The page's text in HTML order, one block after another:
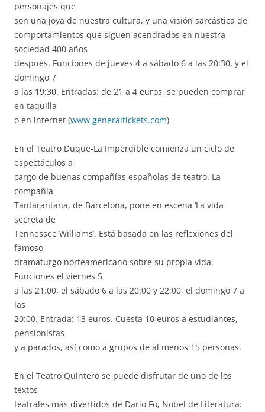
personajes que
son una joya de nuestra cultura, y una visión sarcástica de
comportamientos que siguen acendrados en nuestra
sociedad 400 años
después. Funciones de jueves 4 a sábado 6 a las 20:30, y el
domingo 7
a las 19:30. Entradas: de 21 a 4 euros, se pueden comprar
en taquilla
o en internet (www.generaltickets.com)
En el Teatro Duque-La Imperdible comienza un ciclo de
espectáculos a
cargo de buenas compañías españolas de teatro. La
compañía
Tantarantana, de Barcelona, pone en escena ‘La vida
secreta de
Tennessee Williams’. Está basada en las reflexiones del
famoso
dramaturgo norteamericano sobre su propia vida.
Funciones el viernes 5
a las 21:00, el sábado 6 a las 20:00 y 22:00, el domingo 7 a
las
20:00. Entrada: 13 euros. Cuesta 10 euros a estudiantes,
pensionistas
y a parados, así como a grupos de al menos 15 personas.
En el Teatro Quintero se puede disfrutar de uno de los
textos
teatrales más divertidos de Darío Fo, Nobel de Literatura: